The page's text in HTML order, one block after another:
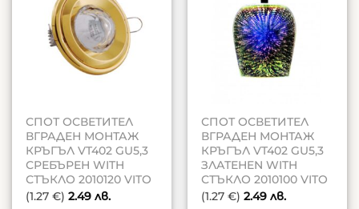
СПОТ ОСВЕТИТЕЛ
ВГРАДЕН МОНТАЖ
КРЪГЪЛ VT402 GU5,3
СРЕБЪРЕН WITH
СТЪКЛО 2010120 VITO
(1.27 €) 2.49лв.
СПОТ ОСВЕТИТЕЛ
ВГРАДЕН МОНТАЖ
КРЪГЪЛ VT402 GU5,3
ЗЛАТЕНEN WITH
СТЪКЛО 2010100 VITO
(1.27 €) 2.49лв.